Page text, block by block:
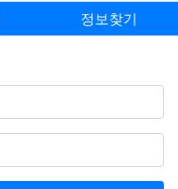
정보찾기